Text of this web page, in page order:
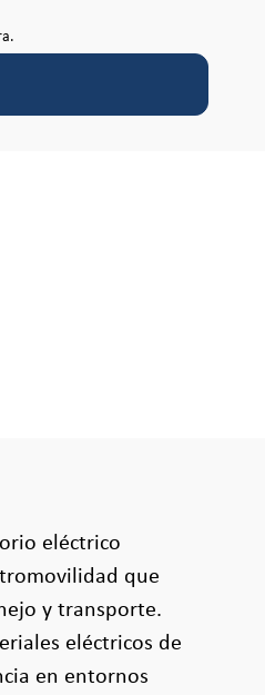
eléctrico
que
y transporte.
eléctricos de
en entornos